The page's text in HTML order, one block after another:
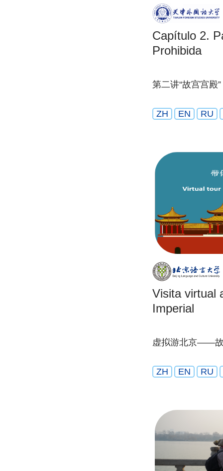
Capítulo 2.
Prohibida
第二讲“故宫宫殿”
ZH EN RU
Visita virtual
Imperial
虚拟游北京——
ZH EN RU